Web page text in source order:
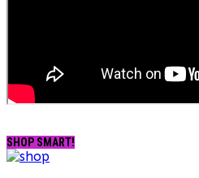
SHOP SMART!